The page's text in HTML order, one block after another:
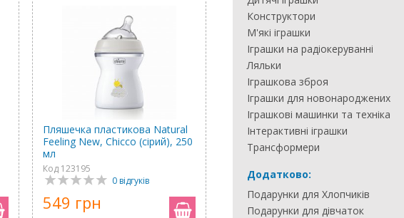
Пляшечка пластикова Natural
Feeling New, Chicco (сірий), 250
мл
Код 123195
0 відгуків
549 грн
Конструктори
М'які іграшки
Іграшки на радіокеруванні
Ляльки
Іграшкова зброя
Іграшки для новонароджених
Іграшкові машинки та техніка
Інтерактивні іграшки
Трансформери
Додатково:
Подарунки для Хлопчиків
Подарунки для дівчаток